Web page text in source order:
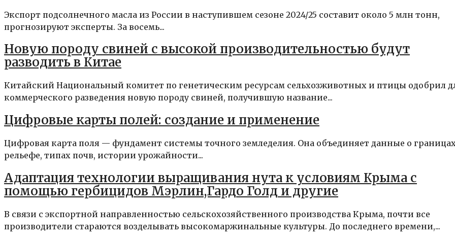
Экспорт подсолнечного масла из России в наступившем сезоне 2024/25 составит около 5 млн тонн,
прогнозируют эксперты. За восемь...
Новую породу свиней с высокой производительностью будут
разводить в Китае
Китайский Национальный комитет по генетическим ресурсам сельхозживотных и птицы одобрил
коммерческого разведения новую породу свиней, получившую название...
Цифровые карты полей: создание и применение
Цифровая карта поля — фундамент системы точного земледелия. Она объединяет данные о
рельефе, типах почв, истории урожайности...
Адаптация технологии выращивания нута к условиям Крыма с
помощью гербицидов Мэрлин,Гардо Голд и другие
В связи с экспортной направленностью сельскохозяйственного производства Крыма, почти все
производители стараются возделывать высокомаржинальные культуры. До последнего времени,...